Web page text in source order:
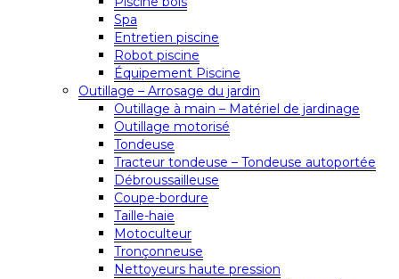
Spa
Entretien piscine
Robot piscine
Équipement Piscine
Outillage – Arrosage du jardin
Outillage à main – Matériel de jardinage
Outillage motorisé
Tondeuse
Tracteur tondeuse – Tondeuse autoportée
Débroussailleuse
Coupe-bordure
Taille-haie
Motoculteur
Tronçonneuse
Nettoyeurs haute pression